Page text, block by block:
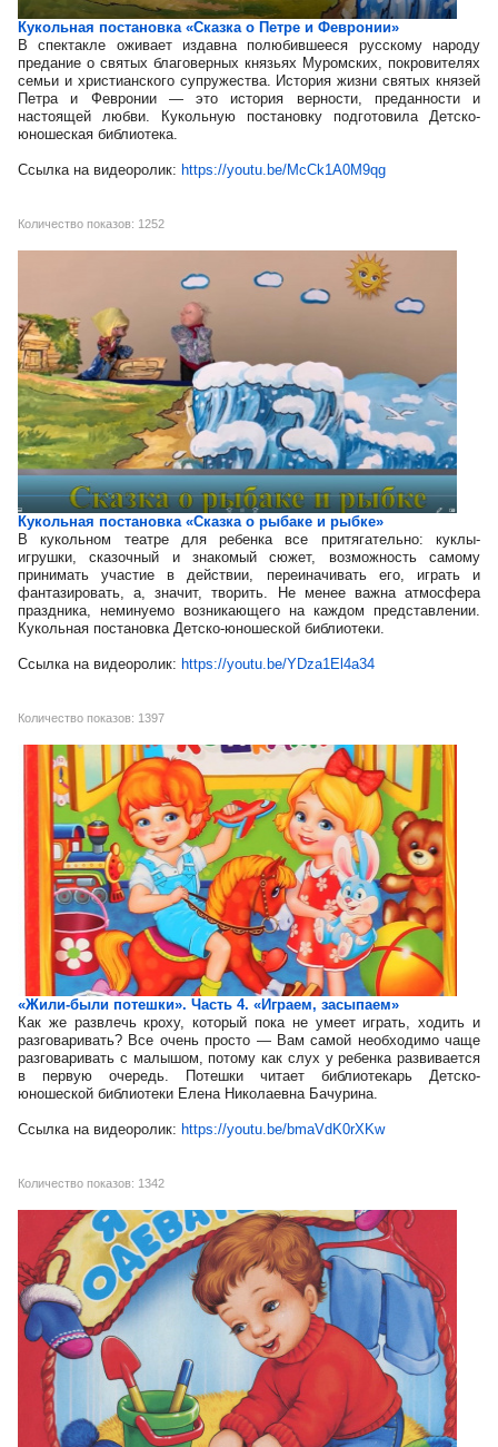
Кукольная постановка «Сказка о Петре и Февронии»
В спектакле оживает издавна полюбившееся русскому народу
предание о святых благоверных князьях Муромских, покровителях
семьи и христианского супружества. История жизни святых князей
Петра и Февронии — это история верности, преданности и
настоящей любви. Кукольную постановку подготовила Детско-
юношеская библиотека.
Ссылка на видеоролик: https://youtu.be/McCk1A0M9qg
Количество показов: 1252
Кукольная постановка «Сказка о рыбаке и рыбке»
В кукольном театре для ребенка все притягательно: куклы-
игрушки, сказочный и знакомый сюжет, возможность самому
принимать участие в действии, переиначивать его, играть и
фантазировать, а, значит, творить. Не менее важна атмосфера
праздника, неминуемо возникающего на каждом представлении.
Кукольная постановка Детско-юношеской библиотеки.
Ссылка на видеоролик: https://youtu.be/YDza1El4a34
Количество показов: 1397
«Жили-были потешки». Часть 4. «Играем, засыпаем»
Как же развлечь кроху, который пока не умеет играть, ходить и
разговаривать? Все очень просто — Вам самой необходимо чаще
разговаривать с малышом, потому как слух у ребенка развивается
в первую очередь. Потешки читает библиотекарь Детско-
юношеской библиотеки Елена Николаевна Бачурина.
Ссылка на видеоролик: https://youtu.be/bmaVdK0rXKw
Количество показов: 1342